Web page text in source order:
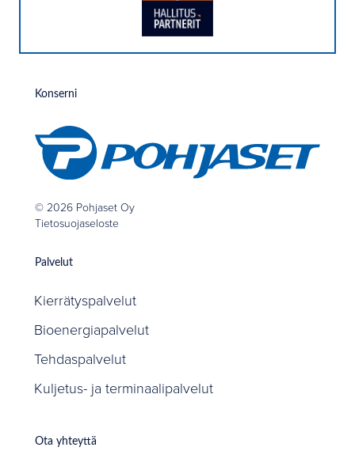
Konserni
© 2026 Pohjaset Oy
Tietosuojaseloste
Palvelut
Kierrätyspalvelut
Bioenergiapalvelut
Tehdaspalvelut
Kuljetus- ja terminaalipalvelut
Ota yhteyttä